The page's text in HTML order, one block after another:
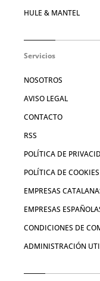
HULE & MANTEL
Servicios
NOSOTROS
AVISO LEGAL
CONTACTO
RSS
POLÍTICA DE
POLÍTICA DE COOKIES
EMPRESAS
EMPRESAS
CONDICIONES DE
ADMINISTRACIÓN